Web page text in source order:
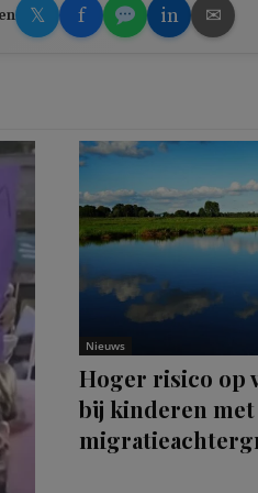
𝕏 f in ✉
Nieuws
Hoger risico op
bij kinderen met